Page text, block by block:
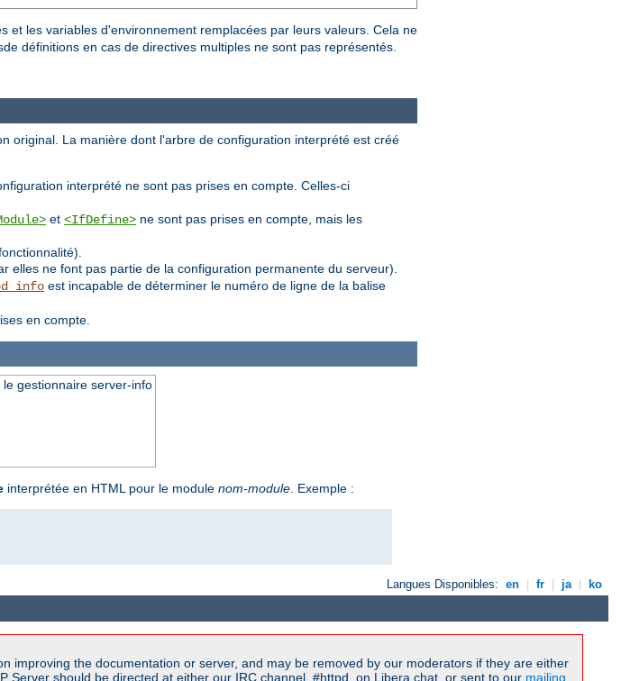
et les variables d'environnement remplacées par leurs valeurs. Cela ne
définitions en cas de directives multiples ne sont pas représentés.
original. La manière dont l'arbre de configuration interprété est créé
interprété ne sont pas prises en compte. Celles-ci
et <IfDefine> ne sont pas prises en compte, mais les
elles ne font pas partie de la configuration permanente du serveur).
est incapable de déterminer le numéro de ligne de la balise
en compte.
gestionnaire server-info
interprétée en HTML pour le module nom-module. Exemple :
Langues Disponibles: en fr ja ko
improving the documentation or server, and may be removed by our moderators if they are either
should be directed at either our IRC channel, #httpd, on Libera.chat, or sent to our mailing